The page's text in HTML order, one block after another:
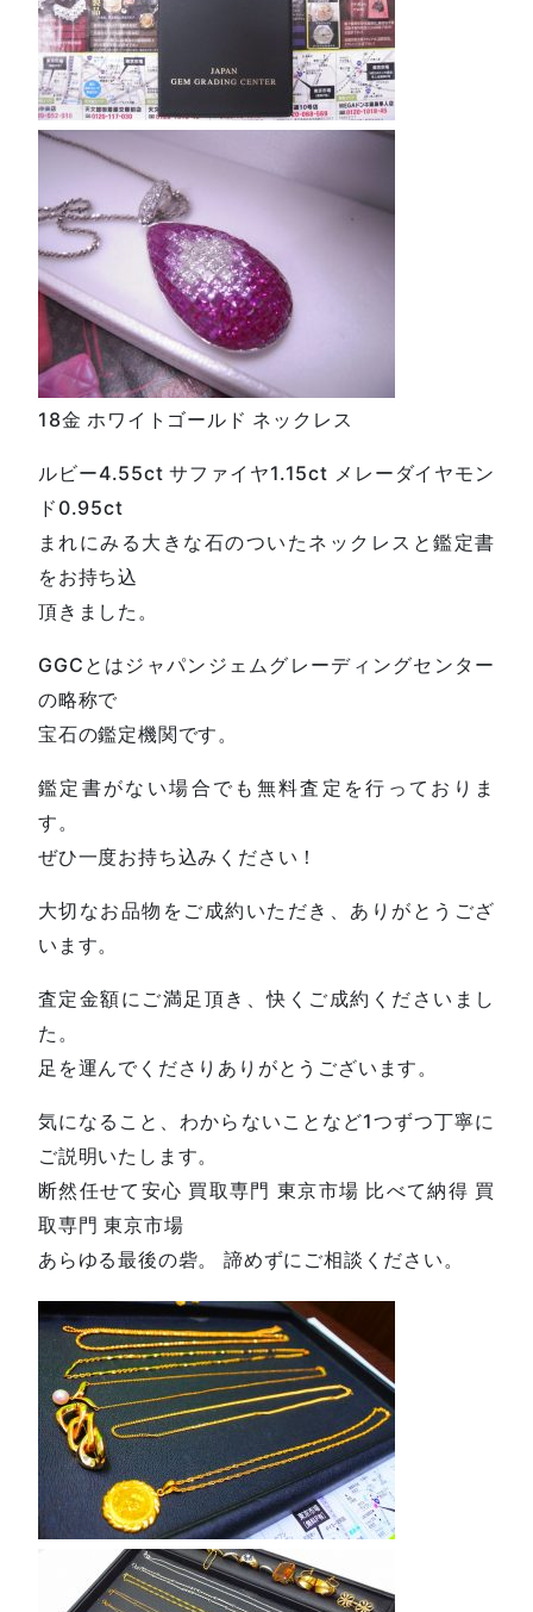
18金 ホワイトゴールド ネックレス
ルビー4.55ct サファイヤ1.15ct メレーダイヤモン
ド0.95ct
まれにみる大きな石のついたネックレスと鑑定書
をお持ち込
頂きました。
GGCとはジャパンジェムグレーディングセンター
の略称で
宝石の鑑定機関です。
鑑定書がない場合でも無料査定を行っておりま
す。
ぜひ一度お持ち込みください！
大切なお品物をご成約いただき、ありがとうござ
います。
査定金額にご満足頂き、快くご成約くださいまし
た。
足を運んでくださりありがとうございます。
気になること、わからないことなど1つずつ丁寧に
ご説明いたします。
断然任せて安心 買取専門 東京市場 比べて納得 買
取専門 東京市場
あらゆる最後の砦。 諦めずにご相談ください。